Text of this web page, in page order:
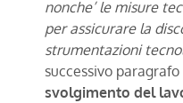
nonche’ le misure
per assicurare la
strumentazioni
successivo paragrafo
svolgimento del